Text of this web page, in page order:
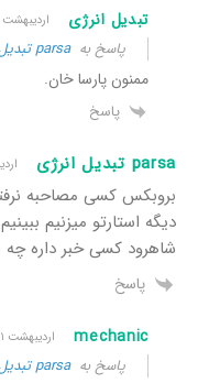
تبدیل انرژی اردیبهشت ۲۲, ۱۳۹۴ ۹:۵۴ ب٫ظ
پاسخ بهparsa تبدیل انرژی
ممنون پارسا خان.
پاسخ
parsa تبدیل انرژی
بروبکس کسی مصاحبه
دیگه استارتو میزنیم
شاهرود کسی خبر داره
پاسخ
mechanic اردیبهشت ۲۱, ۱۳۹۴ ۹:۲۶ ب٫ظ
پاسخ بهparsa تبدیل انرژی